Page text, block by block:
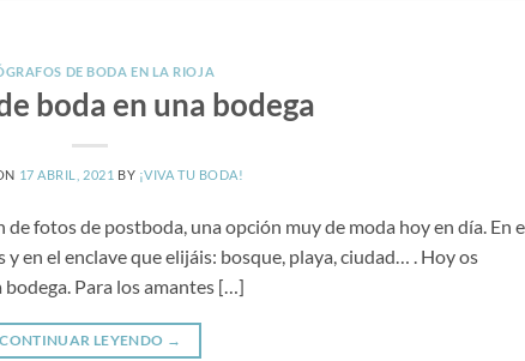
DE BODA EN LA RIOJA
boda en una bodega
17 ABRIL, 2021 BY ¡VIVA TU BODA!
fotos de postboda, una opción muy de moda hoy en día. En
en el enclave que elijáis: bosque, playa, ciudad… . Hoy os
Para los amantes […]
CONTINUAR LEYENDO →